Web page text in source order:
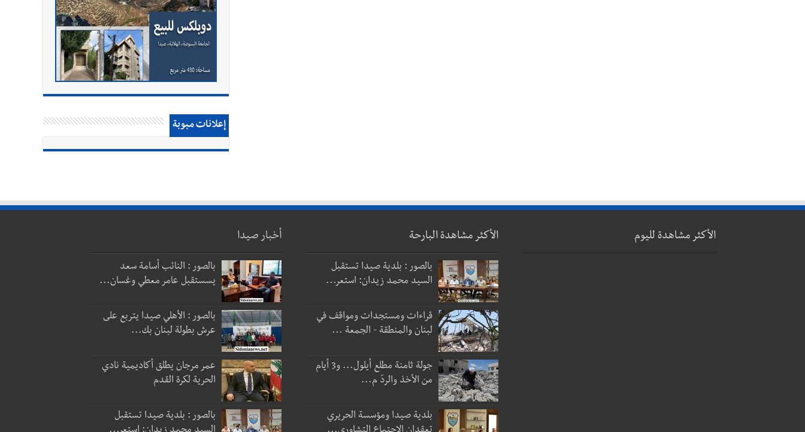
إعلانات مبوبة
الأكثر مشاهدة لليوم الأكثر مشاهدة البارحة
بالصور : بلدية صيدا تستقبل
السيد محمد زيدان: استعر...
قراءات ومستجدات ومواقف في
لبنان والمنطقة - الجمعة ...
جولة ثامنة مطلع أيلول... و3 أيام
من الأخذ والردّ م...
بلدية صيدا ومؤسسة الحريري
أخبار صيدا
بالصور : النائب أسامة سعد
يسستقبل عامر معطي وغسان...
بالصور : الأهلي صيدا يتربع على
عرش بطولة لبنان بك...
عمر مرجان يطلق أكاديمية نادي
الحرية لكرة القدم
بالصور : بلدية صيدا تستقبل